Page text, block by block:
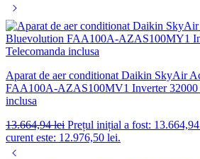
Aparat de aer conditionat Daikin SkyAir
FAA100A-AZAS100MV1 Inverter 32000
inclusa
13.664,94lei Prețul inițial a fost:
curent este: 12.976,50 lei.